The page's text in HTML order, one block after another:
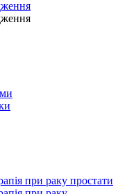
при раку простати